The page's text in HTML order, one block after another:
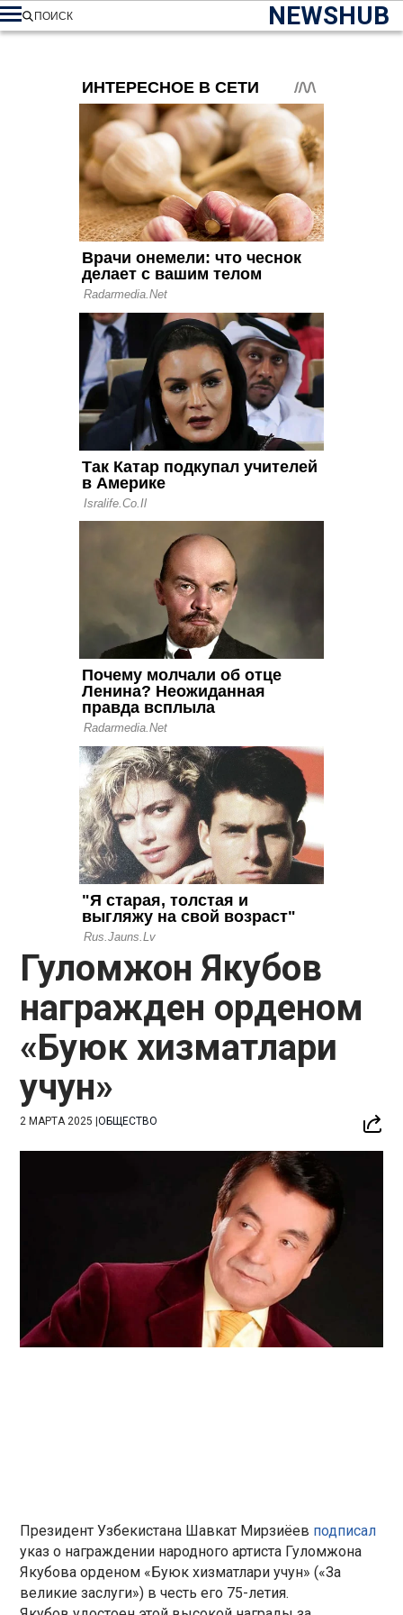
NEWSHUB
ПОИСК
Гуломжон Якубов
награжден орденом
«Буюк хизматлари
учун»
2 МАРТА 2025 |ОБЩЕСТВО
Президент Узбекистана Шавкат Мирзиёев подписал
указ о награждении народного артиста Гуломжона
Якубова орденом «Буюк хизматлари учун» («За
великие заслуги») в честь его 75-летия.